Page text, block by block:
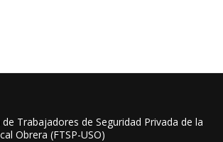
Trabajadores de Seguridad Privada de la
Obrera (FTSP-USO)